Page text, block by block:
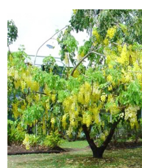
Рубрикатор
Інформація
Про розсадник
Корисна
Новини
Де купити
Оплата та